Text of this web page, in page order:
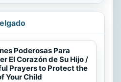
Poderosas Para
El Corazón de Su Hijo /
Prayers to Protect the
Your Child